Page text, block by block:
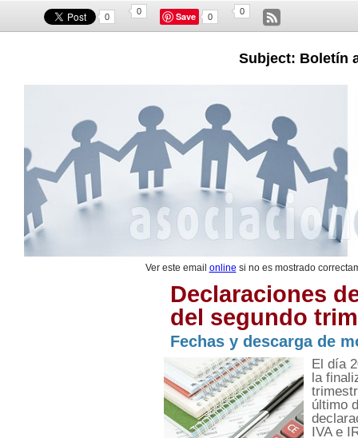
0
0 Save 0
0
Subject: Boletín
Ver este email online si no es mostrado
Declaraciones
del segundo
Fechas y descarga de
El día
la
último
IVA e